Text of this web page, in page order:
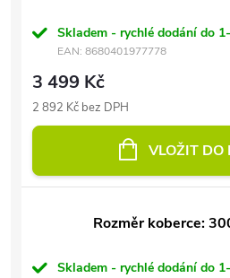
Skladem - rychlé dodání do
EAN: 8680401977778
3 499 Kč
2 892 Kč bez DPH
VLOŽIT DO
Rozměr koberce:
Skladem - rychlé dodání do